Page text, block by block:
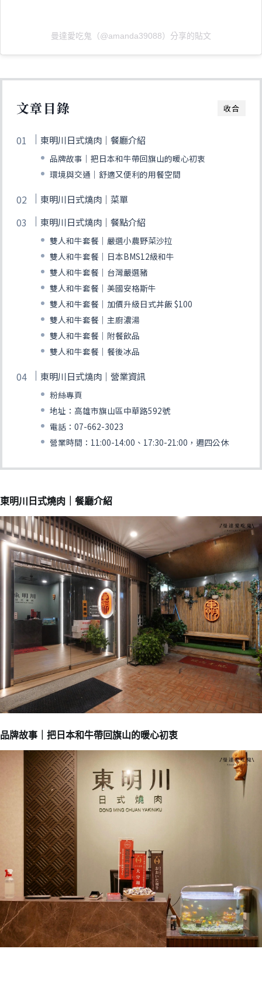
曼達愛吃鬼（@amanda39088）分享的貼文
收合
文章目錄
東明川日式燒肉｜餐廳介紹
品牌故事｜把日本和牛帶回旗山的暖心初衷
環境與交通｜舒適又便利的用餐空間
東明川日式燒肉｜菜單
東明川日式燒肉｜餐點介紹
雙人和牛套餐｜嚴選小農野菜沙拉
雙人和牛套餐｜日本BMS12級和牛
雙人和牛套餐｜台灣嚴選豬
雙人和牛套餐｜美國安格斯牛
雙人和牛套餐｜加價升級日式丼飯 $100
雙人和牛套餐｜主廚濃湯
雙人和牛套餐｜附餐飲品
雙人和牛套餐｜餐後冰品
東明川日式燒肉｜營業資訊
粉絲專頁
地址：高雄市旗山區中華路592號
電話：07-662-3023
營業時間：11:00-14:00、17:30-21:00，週四公休
東明川日式燒肉｜餐廳介紹
品牌故事｜把日本和牛帶回旗山的暖心初衷